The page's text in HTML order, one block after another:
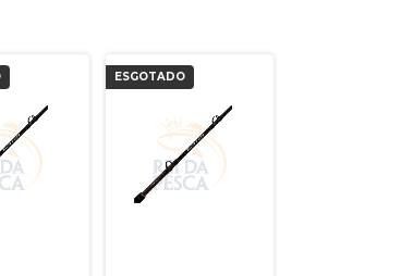
ESGOTADO